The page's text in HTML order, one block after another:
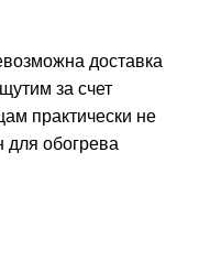
доставка
за счет
практически не
для обогрева